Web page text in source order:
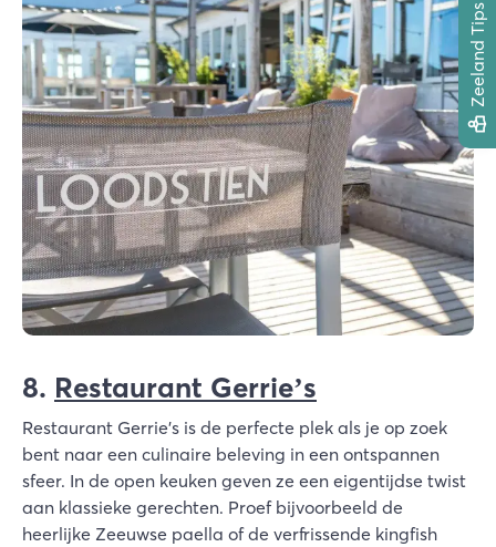
8. Restaurant Gerrie’s
Restaurant Gerrie's is de perfecte plek als je op zoek
bent naar een culinaire beleving in een ontspannen
sfeer. In de open keuken geven ze een eigentijdse twist
aan klassieke gerechten. Proef bijvoorbeeld de
heerlijke Zeeuwse paella of de verfrissende kingfish
Zeeland Tips